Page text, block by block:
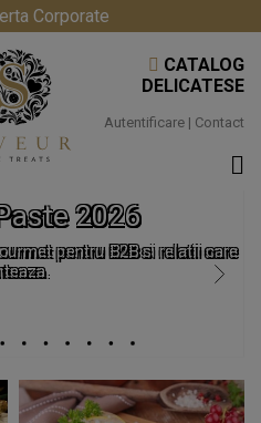
Corporate
CATALOG
DELICATESE
Autentificare | Contact
2026
pentru B2B si relatii care